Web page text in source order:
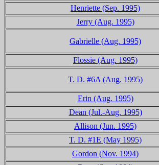
Henriette (Sep. 1995)
Jerry (Aug. 1995)
Gabrielle (Aug. 1995)
Flossie (Aug. 1995)
T. D. #6A (Aug. 1995)
Erin (Aug. 1995)
Dean (Jul.-Aug. 1995)
Allison (Jun. 1995)
T. D. #1E (May 1995)
Gordon (Nov. 1994)